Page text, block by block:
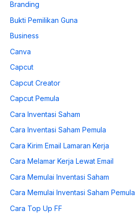
Branding
Bukti Pemilikan Guna
Business
Canva
Capcut
Capcut Creator
Capcut Pemula
Cara Inventasi Saham
Cara Inventasi Saham Pemula
Cara Kirim Email Lamaran Kerja
Cara Melamar Kerja Lewat Email
Cara Memulai Inventasi Saham
Cara Memulai Inventasi Saham Pemula
Cara Top Up FF